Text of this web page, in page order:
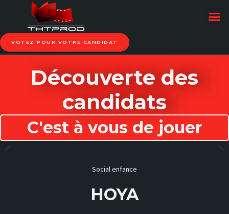
VOTEZ POUR VOTRE CANDIDAT
Découverte des
candidats
C'est à vous de jouer
Social enfance
HOYA